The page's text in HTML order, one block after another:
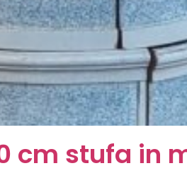
cm stufa in